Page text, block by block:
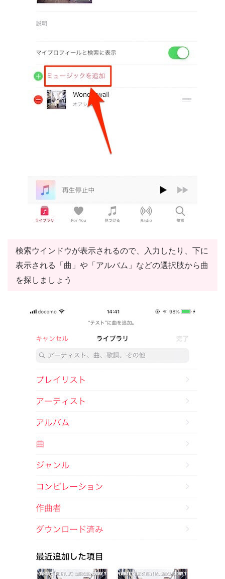
検索ウインドウが表示されるので、入力したり、下に
表示される「曲」や「アルバム」などの選択肢から曲
を探しましょう